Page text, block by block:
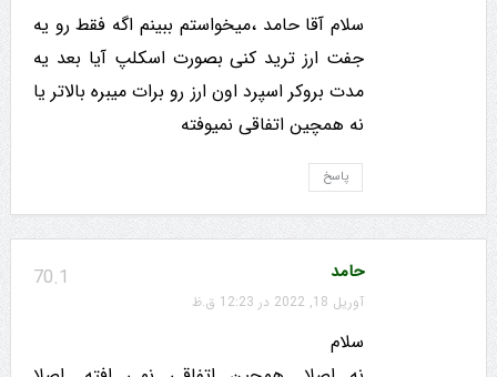
سلام آقا حامد ،میخواستم ببینم اگه فقط رو یه
جفت ارز ترید کنی بصورت اسکلپ آیا بعد یه
مدت بروکر اسپرد اون ارز رو برات میبره بالاتر یا
نه همچین اتفاقی نمیوفته
پاسخ
70.1 حامد
آوریل 18, 2022 در 12:23 ق.ظ
سلام